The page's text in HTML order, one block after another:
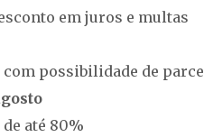
em juros e multas
possibilidade de
até 80%